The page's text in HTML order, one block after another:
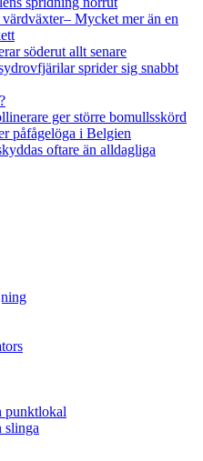
Mycket mer än en
söderut allt senare
sprider sig snabbt
ger större bomullsskörd
påfågelöga i Belgien
oftare än alldagliga
punktlokal
slinga